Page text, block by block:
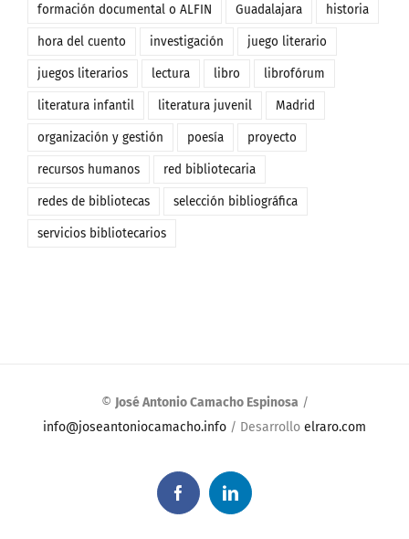
formación documental o ALFIN Guadalajara historia
hora del cuento investigación juego literario
juegos literarios lectura libro librofórum
literatura infantil literatura juvenil Madrid
organización y gestión poesía proyecto
recursos humanos red bibliotecaria
redes de bibliotecas selección bibliográfica
servicios bibliotecarios
© José Antonio Camacho Espinosa /
info@joseantoniocamacho.info / Desarrollo elraro.com
FacebookLinkedIn